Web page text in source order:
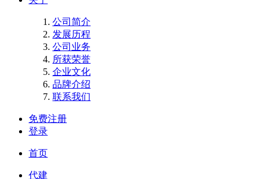
公司简介
发展历程
公司业务
所获荣誉
企业文化
品牌介绍
联系我们
免费注册
登录
首页
代建